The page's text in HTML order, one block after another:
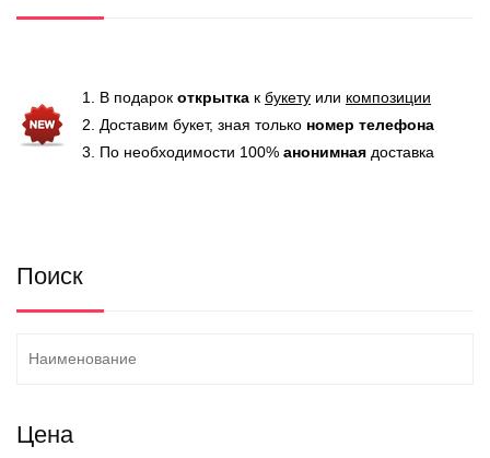
1. В подарок открытка к букету или композиции
2. Доставим букет, зная только номер телефона
3. По необходимости 100% анонимная доставка
Поиск
Цена